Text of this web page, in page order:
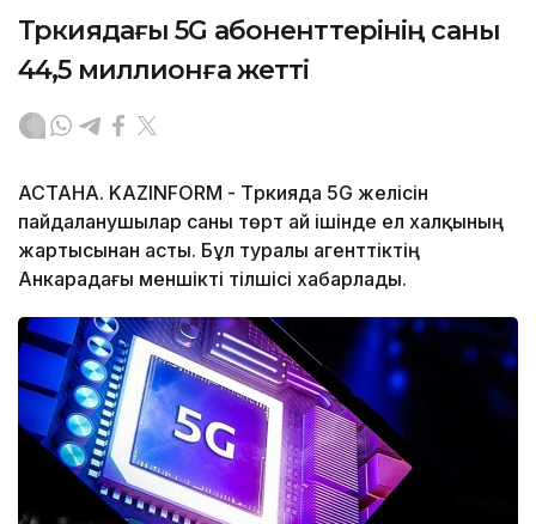
Түркиядағы 5G абоненттерінің саны
44,5 миллионға жетті
АСТАНА. KAZINFORM - Түркияда 5G желісін
пайдаланушылар саны төрт ай ішінде ел халқының
жартысынан асты. Бұл туралы агенттіктің
Анкарадағы меншікті тілшісі хабарлады.